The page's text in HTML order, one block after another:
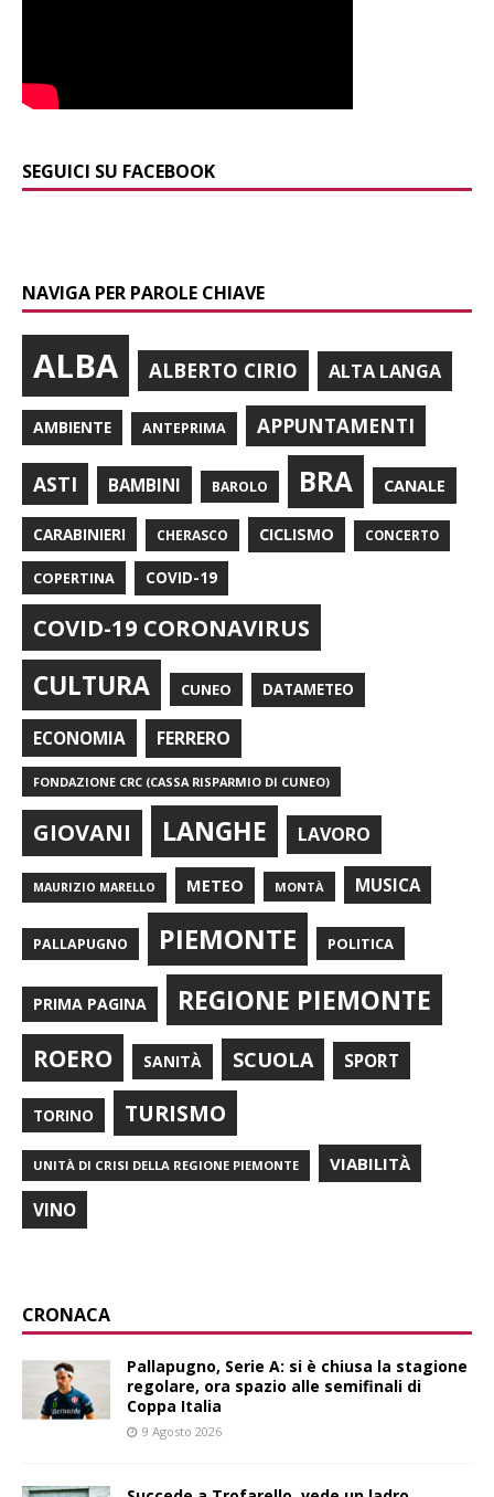
SEGUICI SU FACEBOOK
NAVIGA PER PAROLE CHIAVE
ALBA ALBERTO CIRIO ALTA LANGA
AMBIENTE ANTEPRIMA APPUNTAMENTI
ASTI BAMBINI BAROLO BRA CANALE
CARABINIERI CHERASCO CICLISMO CONCERTO
COPERTINA COVID-19
COVID-19 CORONAVIRUS
CULTURA CUNEO DATAMETEO
ECONOMIA FERRERO
FONDAZIONE CRC (CASSA RISPARMIO DI CUNEO)
GIOVANI LANGHE LAVORO
MAURIZIO MARELLO METEO MONTÀ MUSICA
PALLAPUGNO PIEMONTE POLITICA
PRIMA PAGINA REGIONE PIEMONTE
ROERO SANITÀ SCUOLA SPORT
TORINO TURISMO
UNITÀ DI CRISI DELLA REGIONE PIEMONTE VIABILITÀ
VINO
CRONACA
Pallapugno, Serie A: si è chiusa la stagione
regolare, ora spazio alle semifinali di
Coppa Italia
9 Agosto 2026